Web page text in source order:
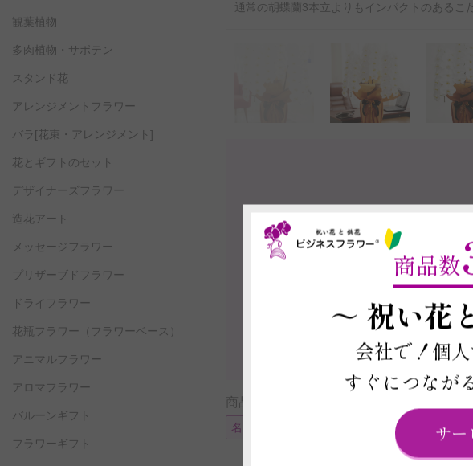
商品に付帯可能なサービス
名札またはメッセージカード 電報
通常の胡蝶蘭3本立よりもインパクトのあるこ
観葉植物
多肉植物・サボテン
スタンド花
アレンジメントフラワー
バラ[花束・アレンジメント]
花とギフトのセット
デザイナーズフラワー
造花アート
メッセージフラワー
プリザーブドフラワー
ドライフラワー
花瓶フラワー （フラワーベース）
アニマルフラワー
アロマフラワー
バルーンギフト
フラワーギフト
商品数
～ 祝い花
会社で！個
すぐにつなが
サー